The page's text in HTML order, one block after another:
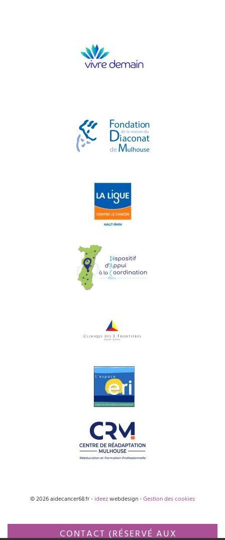
© 2026 aidecancer68.fr - ideezwebdesign -Gestion des cookies
CONTACT (RÉSERVÉ AUX